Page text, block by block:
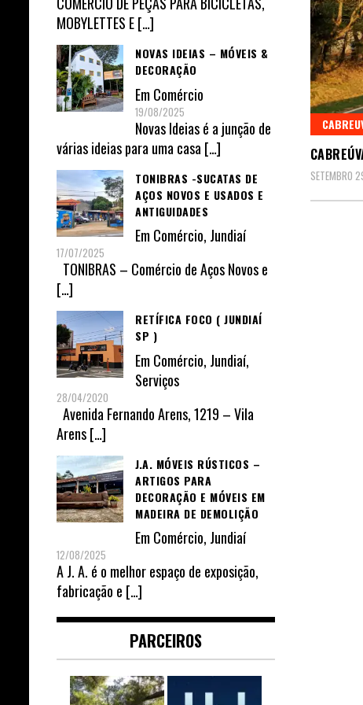
SETEMBRO
MOBYLETTES E[…]
NOVAS IDEIAS – MÓVEIS &
DECORAÇÃO
Em Comércio
19/08/2025
Novas Ideias é a junção de
várias ideias para uma casa […]
TONIBRAS -SUCATAS DE
AÇOS NOVOS E USADOS E
ANTIGUIDADES
Em Comércio, Jundiaí
17/07/2025
TONIBRAS – Comércio de Aços Novos e
[…]
RETÍFICA FOCO ( JUNDIAÍ
SP )
Em Comércio, Jundiaí,
Serviços
28/04/2020
Avenida Fernando Arens, 1219 – Vila
Arens[…]
J.A. MÓVEIS RÚSTICOS –
ARTIGOS PARA
DECORAÇÃO E MÓVEIS EM
MADEIRA DE DEMOLIÇÃO
Em Comércio, Jundiaí
12/08/2025
A J. A. é o melhor espaço de exposição,
fabricação e […]
PARCEIROS